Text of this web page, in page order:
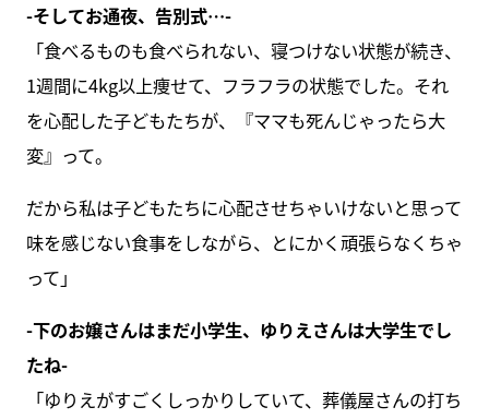
-そしてお通夜、告別式…-
「食べるものも食べられない、寝つけない状態が続き、
1週間に4kg以上痩せて、フラフラの状態でした。それ
を心配した子どもたちが、『ママも死んじゃったら大
変』って。
だから私は子どもたちに心配させちゃいけないと思って
味を感じない食事をしながら、とにかく頑張らなくちゃ
って」
-下のお嬢さんはまだ小学生、ゆりえさんは大学生でし
たね-
「ゆりえがすごくしっかりしていて、葬儀屋さんの打ち